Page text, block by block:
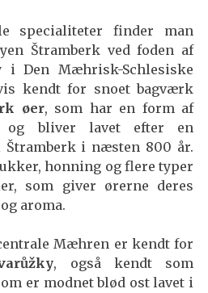
specialiteter finder man
Štramberk ved foden af
i Den Mæhrisk-Schlesiske
kendt for snoet bagværk
øer, som har en form af
og bliver lavet efter en
i næsten 800 år.
honning og flere typer
som giver ørerne deres
aroma.
Mæhren er kendt for
, også kendt som
er modnet blød ost lavet i